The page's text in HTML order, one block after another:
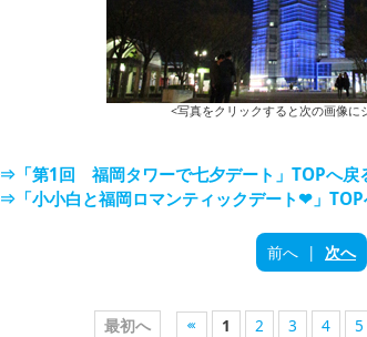
<写真をクリックすると次の画像に
⇒「第1回 福岡タワーで七夕デート」TOPへ戻
⇒「小小白と福岡ロマンティックデート❤」TOP
前へ | 次へ
最初へ 1 2 3 4 5